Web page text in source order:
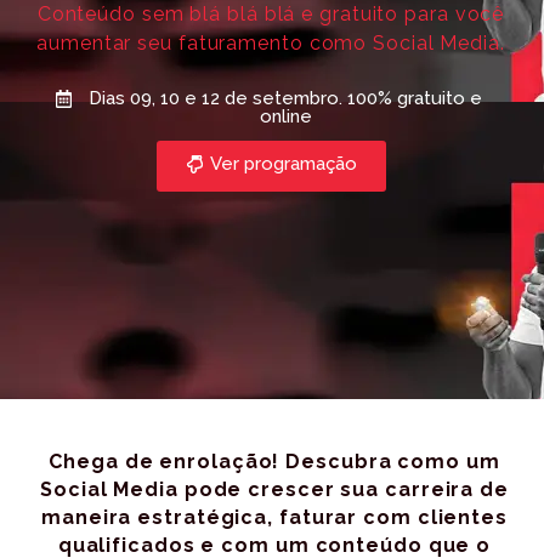
Conteúdo sem blá blá blá e gratuito para você
aumentar seu faturamento como Social Media.
Dias 09, 10 e 12 de setembro. 100% gratuito e
online
Ver programação
Chega de enrolação! Descubra como um
Social Media pode crescer sua carreira de
maneira estratégica, faturar com clientes
qualificados e com um conteúdo que o